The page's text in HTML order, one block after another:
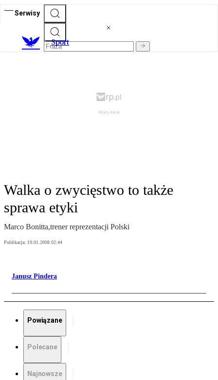
Serwisy
Sport
Walka o zwycięstwo to także
sprawa etyki
Marco Bonitta,trener reprezentacji Polski
Publikacja: 19.01.2008 02:44
Janusz Pindera
Powiązane
Polecane
Najnowsze